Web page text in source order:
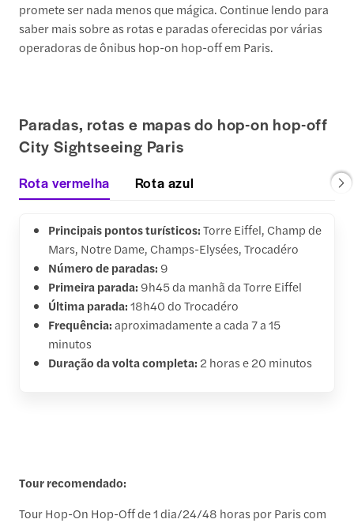
promete ser nada menos que mágica. Continue lendo para
saber mais sobre as rotas e paradas oferecidas por várias
operadoras de ônibus hop-on hop-off em Paris.
Paradas, rotas e mapas do hop-on hop-off
City Sightseeing Paris
Rota vermelha Rota azul
Principais pontos turísticos:Torre Eiffel, Champ de
Mars, Notre Dame, Champs-Elysées, Trocadéro
Número de paradas: 9
Primeira parada: 9h45 da manhã da Torre Eiffel
Última parada:18h40 do Trocadéro
Frequência:aproximadamente a cada 7 a 15
minutos
Duração da volta completa: 2 horas e 20 minutos
Tour recomendado:
Tour Hop-On Hop-Off de 1 dia/24/48 horas por Paris com